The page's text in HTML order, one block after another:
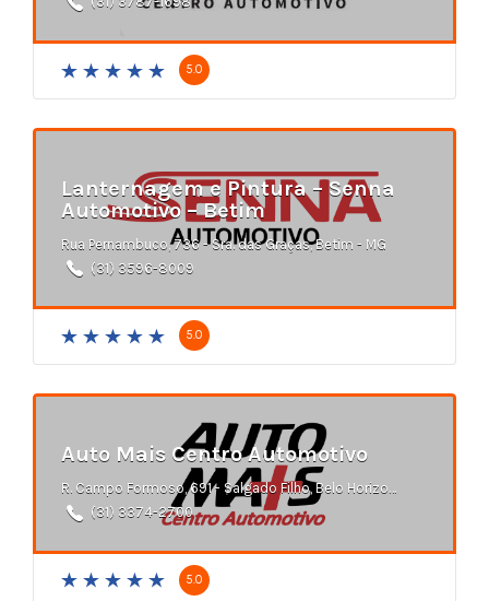
5.0
Lanternagem e Pintura – Senna
Automotivo – Betim
Rua Pernambuco, 736 - Sra. das Graças, Betim - MG
(31) 3596-8009
5.0
Auto Mais Centro Automotivo
R. Campo Formoso, 691 - Salgado Filho, Belo Horizonte - MG
(31) 3374-2700
5.0